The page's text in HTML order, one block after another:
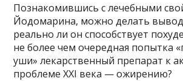
Познакомившись с лечебными
Йодомарина, можно делать
реально ли он способствует
не более чем очередная попытка
уши» лекарственный препарат к
проблеме XXI века — ожирению?